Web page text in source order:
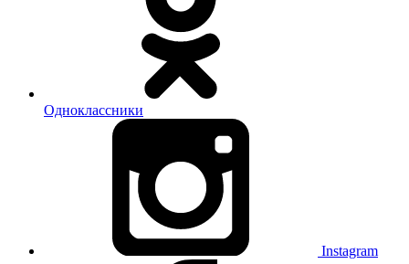
Одноклассники
Instagram